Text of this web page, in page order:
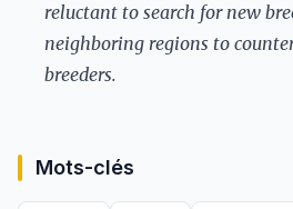
reluctant to search for new
neighboring regions to
breeders.
Mots-clés